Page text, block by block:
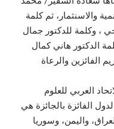
والاسنثمار، ثم كلمة
، وكلمة للدكتور جمال
الدكتور هاني كمال
الفائزين والرعاة
العربي للعلوم
الفائزة بالجائزة هي
واليمن، وسوريا